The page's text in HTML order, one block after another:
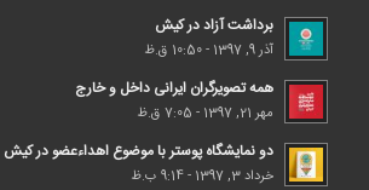
برداشت آزاد در کیش
آذر 9, 1397 - 10:50 ق.ظ
همه تصویرگران ایرانی داخل و خارج
مهر 21, 1397 - 7:05 ق.ظ
دو نمایشگاه پوستر با موضوع اهداء‌عضو در کیش
خرداد 3, 1397 - 9:14 ب.ظ